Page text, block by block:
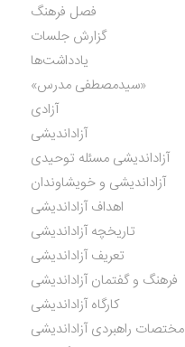
فصل فرهنگ
گزارش جلسات
یادداشت‌ها
«سیدمصطفی مدرس»
آزادی
آزاداندیشی
آزاداندیشی مسئله توحیدی
آزاداندیشی و خویشاوندان
اهداف آزاداندیشی
تاریخچه آزاداندیشی
تعریف آزاداندیشی
فرهنگ و گفتمان آزاداندیشی
کارگاه آزاداندیشی
مختصات راهبردی آزاداندیشی